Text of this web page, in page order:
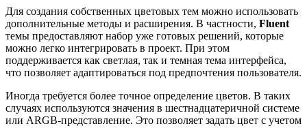
Для создания собственных цветовых тем можно использовать
дополнительные методы и расширения. В частности, Fluent
темы предоставляют набор уже готовых решений, которые
можно легко интегрировать в проект. При этом
поддерживается как светлая, так и темная тема интерфейса,
что позволяет адаптироваться под предпочтения пользователя.
Иногда требуется более точное определение цветов. В таких
случаях используются значения в шестнадцатеричной системе
или ARGB-представление. Это позволяет задать цвет с учетом